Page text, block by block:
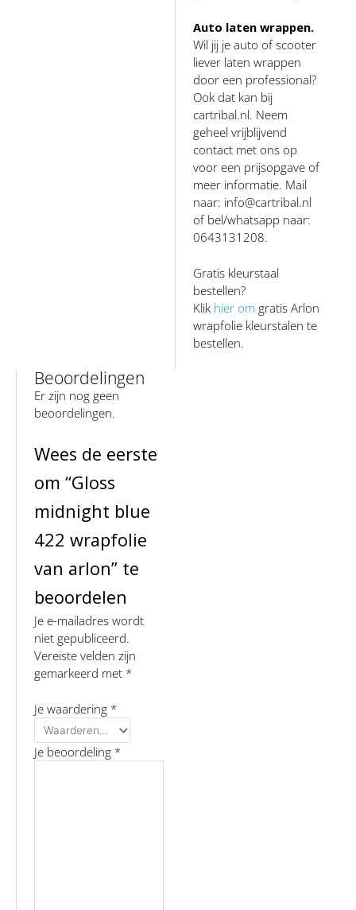
Auto laten wrappen.
Wil jij je auto of scooter
liever laten wrappen
door een professional?
Ook dat kan bij
cartribal.nl. Neem
geheel vrijblijvend
contact met ons op
voor een prijsopgave of
meer informatie. Mail
naar: info@cartribal.nl
of bel/whatsapp naar:
0643131208.
Gratis kleurstaal
bestellen?
Klik hier om gratis Arlon
wrapfolie kleurstalen te
bestellen.
Beoordelingen
Er zijn nog geen
beoordelingen.
Wees de eerste
om “Gloss
midnight blue
422 wrapfolie
van arlon” te
beoordelen
Je e-mailadres wordt
niet gepubliceerd.
Vereiste velden zijn
gemarkeerd met *
Je waardering *
Je beoordeling *